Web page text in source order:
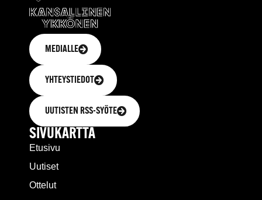
MEDIALLE
YHTEYSTIEDOT
UUTISTEN RSS-SYÖTE
SIVUKARTTA
Etusivu
Uutiset
Ottelut